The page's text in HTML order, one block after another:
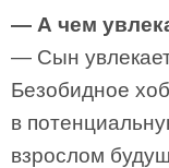
— А чем
— Сын
Безобидное
в
взрослом